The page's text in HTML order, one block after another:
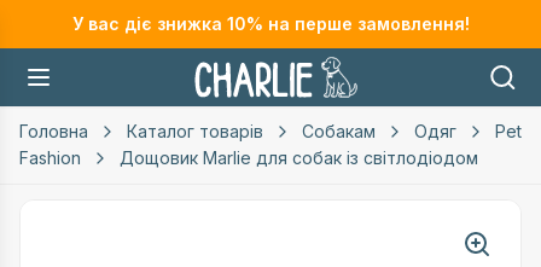
У вас діє знижка 10% на перше замовлення!
Головна Каталог товарів Собакам Одяг
Pet
Fashion
Дощовик Marlie для собак із світлодіодом